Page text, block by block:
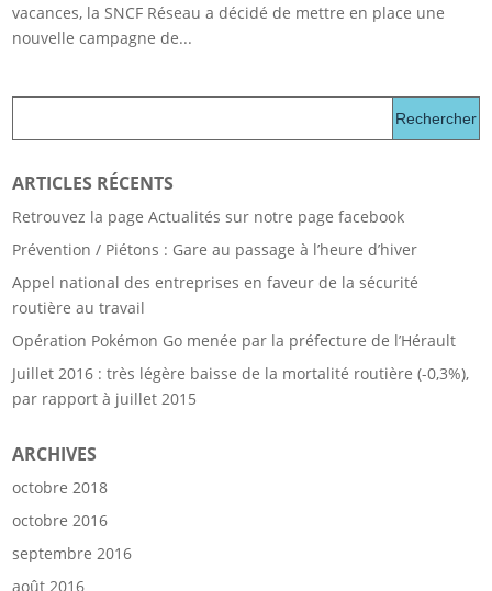
vacances, la SNCF Réseau a décidé de mettre en place une
nouvelle campagne de...
ARTICLES RÉCENTS
Retrouvez la page Actualités sur notre page facebook
Prévention / Piétons : Gare au passage à l’heure d’hiver
Appel national des entreprises en faveur de la sécurité
routière au travail
Opération Pokémon Go menée par la préfecture de l’Hérault
Juillet 2016 : très légère baisse de la mortalité routière (-0,3%),
par rapport à juillet 2015
ARCHIVES
octobre 2018
octobre 2016
septembre 2016
août 2016